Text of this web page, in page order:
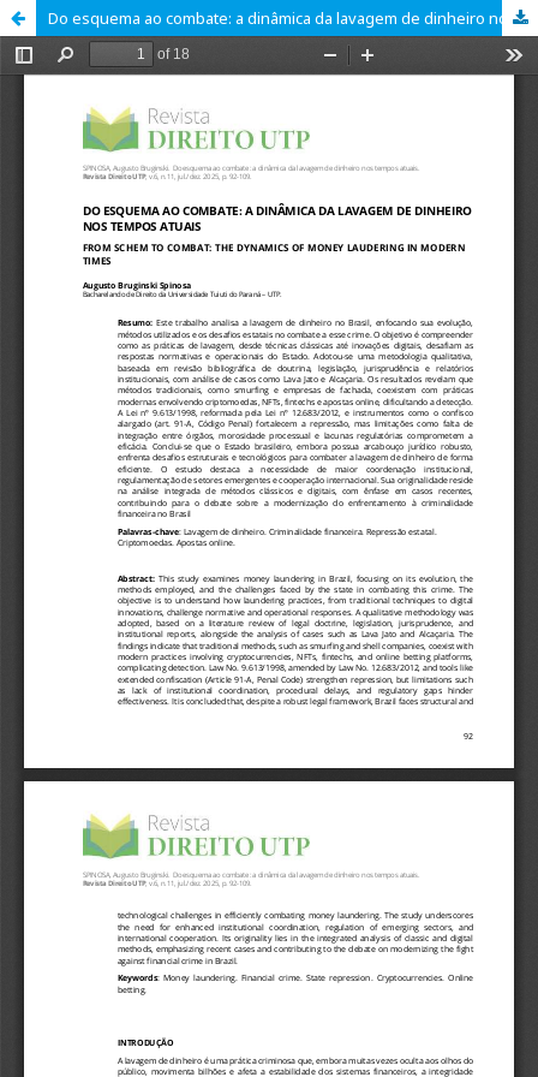
Do esquema ao combate: a dinâmica da lavagem de dinheiro nos tempos atuais